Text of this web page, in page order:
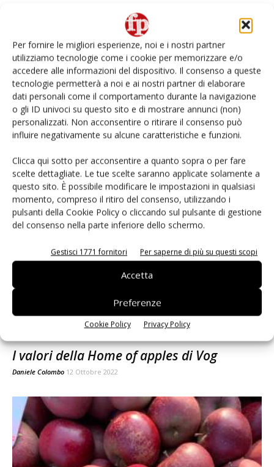
Per fornire le migliori esperienze, noi e i nostri partner
utilizziamo tecnologie come i cookie per memorizzare e/o
accedere alle informazioni del dispositivo. Il consenso a queste
tecnologie permetterà a noi e ai nostri partner di elaborare
dati personali come il comportamento durante la navigazione
o gli ID univoci su questo sito e di mostrare annunci (non)
personalizzati. Non acconsentire o ritirare il consenso può
influire negativamente su alcune caratteristiche e funzioni.
Clicca qui sotto per acconsentire a quanto sopra o per fare
scelte dettagliate. Le tue scelte saranno applicate solamente a
questo sito. È possibile modificare le impostazioni in qualsiasi
momento, compreso il ritiro del consenso, utilizzando i
pulsanti della Cookie Policy o cliccando sul pulsante di gestione
del consenso nella parte inferiore dello schermo.
Gestisci 1771 fornitori Per saperne di più su questi scopi
Accetta
Preferenze
Cookie Policy Privacy Policy
Kiku Variety Management lancia la mela
novità Alnova
Daniele Colombo 10 Novembre 2022
I valori della Home of apples di Vog
Daniele Colombo 12 Ottobre 2022